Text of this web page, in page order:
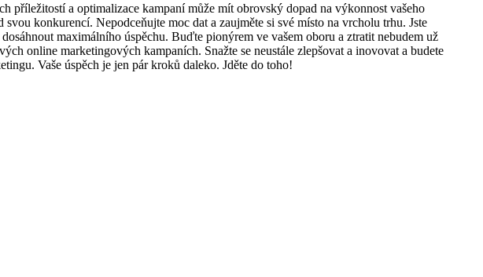
a optimalizace kampaní může mít obrovský dopad na výkonnost vašeho
konkurencí. Nepodceňujte moc dat a zaujměte si své místo na vrcholu trhu. Jste
maximálního úspěchu. Buďte pionýrem ve vašem oboru a ztratit nebudem už
online marketingových kampaních. Snažte se neustále zlepšovat a inovovat a budete
Vaše úspěch je jen pár kroků daleko. Jděte do toho!